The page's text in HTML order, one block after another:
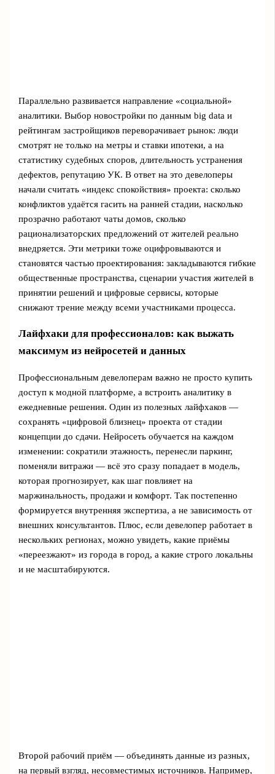
Параллельно развивается направление «социальной»
аналитики. Выбор новостройки по данным big data и
рейтингам застройщиков переворачивает рынок: люди
смотрят не только на метры и ставки ипотеки, а на
статистику судебных споров, длительность устранения
дефектов, репутацию УК. В ответ на это девелоперы
начали считать «индекс спокойствия» проекта: сколько
конфликтов удаётся гасить на ранней стадии, насколько
прозрачно работают чаты домов, сколько
рационализаторских предложений от жителей реально
внедряется. Эти метрики тоже оцифровываются и
становятся частью проектирования: закладываются гибкие
общественные пространства, сценарии участия жителей в
принятии решений и цифровые сервисы, которые
снижают трение между всеми участниками процесса.
Лайфхаки для профессионалов: как выжать
максимум из нейросетей и данных
Профессиональным девелоперам важно не просто купить
доступ к модной платформе, а встроить аналитику в
ежедневные решения. Один из полезных лайфхаков —
сохранять «цифровой близнец» проекта от стадии
концепции до сдачи. Нейросеть обучается на каждом
изменении: сократили этажность, перенесли паркинг,
поменяли витражи — всё это сразу попадает в модель,
которая прогнозирует, как шаг повлияет на
маржинальность, продажи и комфорт. Так постепенно
формируется внутренняя экспертиза, а не зависимость от
внешних консультантов. Плюс, если девелопер работает в
нескольких регионах, можно увидеть, какие приёмы
«переезжают» из города в город, а какие строго локальны
и не масштабируются.
Второй рабочий приём — объединять данные из разных,
на первый взгляд, несовместимых источников. Например,